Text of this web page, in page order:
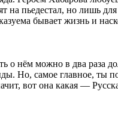
на пьедестал, но лишь
бывает жизнь и
о нём можно в два раза
Но, самое главное, ты
вот она какая —